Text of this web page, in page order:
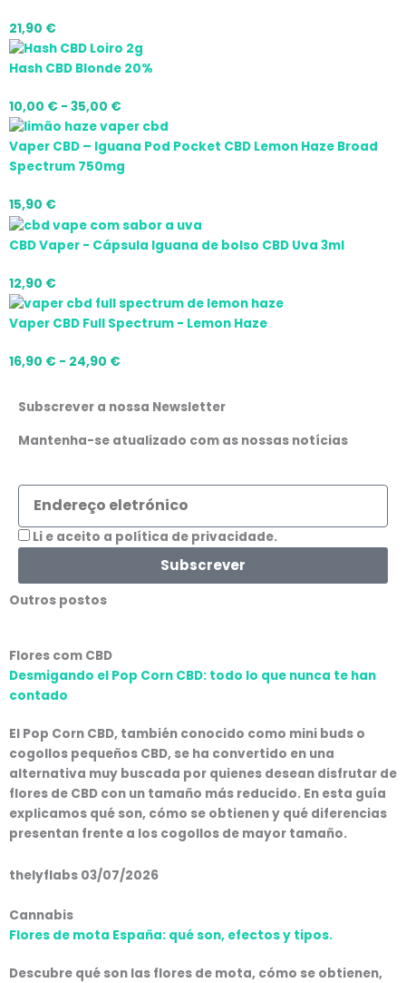
21,90 €
Hash CBD Blonde 20%
10,00 € - 35,00 €
Vaper CBD – Iguana Pod Pocket CBD Lemon Haze Broad
Spectrum 750mg
15,90 €
CBD Vaper - Cápsula Iguana de bolso CBD Uva 3ml
12,90 €
Vaper CBD Full Spectrum - Lemon Haze
16,90 € - 24,90 €
Subscrever a nossa Newsletter
Mantenha-se atualizado com as nossas notícias
Endereço
eletrónico
Aceitação
Li e aceito a política de privacidade.
Subscrever
Outros postos
Flores com CBD
Desmigando el Pop Corn CBD: todo lo que nunca te han
contado
El Pop Corn CBD, también conocido como mini buds o
cogollos pequeños CBD, se ha convertido en una
alternativa muy buscada por quienes desean disfrutar de
flores de CBD con un tamaño más reducido. En esta guía
explicamos qué son, cómo se obtienen y qué diferencias
presentan frente a los cogollos de mayor tamaño.
thelyflabs 03/07/2026
Cannabis
Flores de mota España: qué son, efectos y tipos.
Descubre qué son las flores de mota, cómo se obtienen,